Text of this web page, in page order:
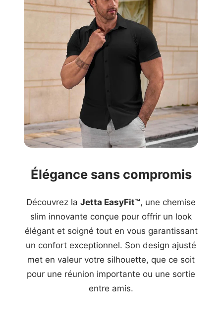
Élégance sans compromis
Découvrez la Jetta EasyFit™, une chemise
slim innovante conçue pour offrir un look
élégant et soigné tout en vous garantissant
un confort exceptionnel. Son design ajusté
met en valeur votre silhouette, que ce soit
pour une réunion importante ou une sortie
entre amis.